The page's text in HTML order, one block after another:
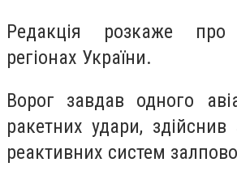
Редакція розкаже
регіонах України.
Ворог завдав одного
ракетних удари, здійснив
реактивних систем